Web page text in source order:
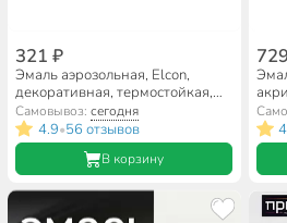
321 ₽
Эмаль аэрозольная, Elcon,
декоративная, термостойкая,
быстросохнущая, матовая,
черная, 520 мл, до 1000
градусов
Самовывоз:сегодня
4.9•56 отзывов
В корзину
кг